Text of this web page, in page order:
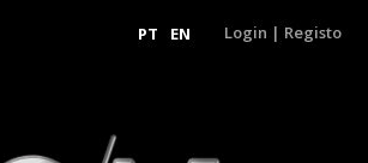
PT EN Login | Registo